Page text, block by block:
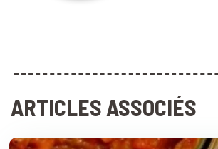
ARTICLES ASSOCIÉS